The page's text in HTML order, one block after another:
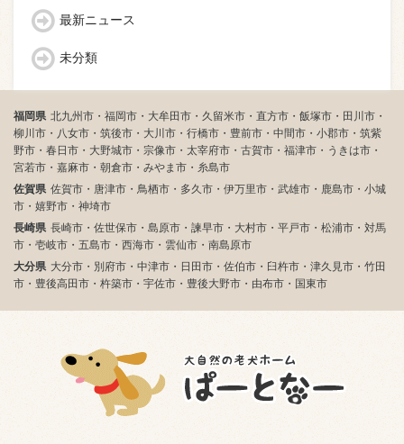
最新ニュース
未分類
福岡県 北九州市・福岡市・大牟田市・久留米市・直方市・飯塚市・田川市・
柳川市・八女市・筑後市・大川市・行橋市・豊前市・中間市・小郡市・筑紫
野市・春日市・大野城市・宗像市・太宰府市・古賀市・福津市・うきは市・
宮若市・嘉麻市・朝倉市・みやま市・糸島市
佐賀県 佐賀市・唐津市・鳥栖市・多久市・伊万里市・武雄市・鹿島市・小城
市・嬉野市・神埼市
長崎県 長崎市・佐世保市・島原市・諫早市・大村市・平戸市・松浦市・対馬
市・壱岐市・五島市・西海市・雲仙市・南島原市
大分県 大分市・別府市・中津市・日田市・佐伯市・臼杵市・津久見市・竹田
市・豊後高田市・杵築市・宇佐市・豊後大野市・由布市・国東市